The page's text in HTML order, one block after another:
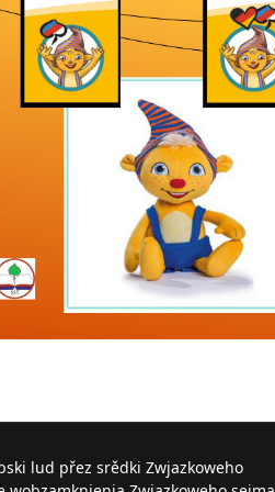
lud přez srědki Zwjazkoweho